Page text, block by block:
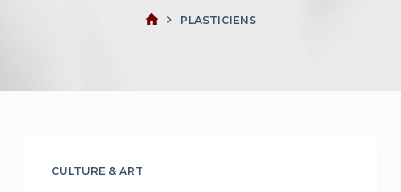
PLASTICIENS
CULTURE & ART